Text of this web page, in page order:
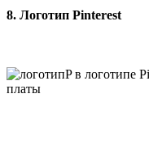
8. Логотип Pinterest
P в логотипе
платы